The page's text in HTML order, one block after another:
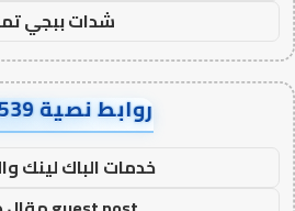
شدات ببجي
روابط نصية AA32539
خدمات الباك لينك